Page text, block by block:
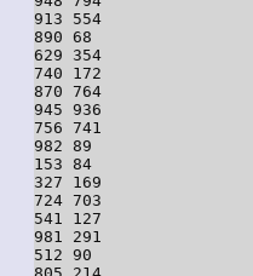
913 554
890 68
629 354
740 172
870 764
945 936
756 741
982 89
153 84
327 169
724 703
541 127
981 291
512 90